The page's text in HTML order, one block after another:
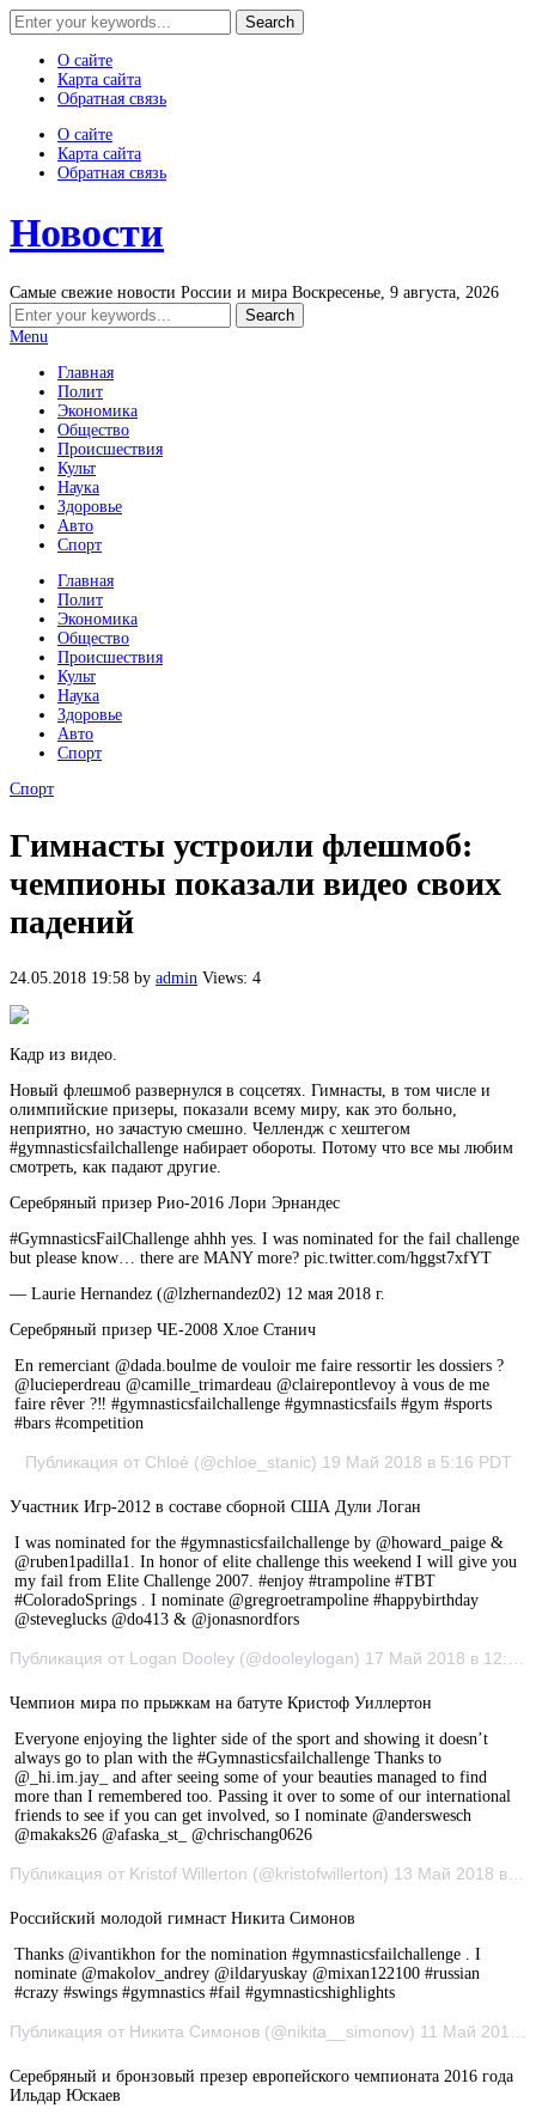
О сайте
Карта сайта
Обратная связь
О сайте
Карта сайта
Обратная связь
Новости
Самые свежие новости России и мира Воскресенье, 9 августа, 2026
Menu
Главная
Полит
Экономика
Общество
Происшествия
Культ
Наука
Здоровье
Авто
Спорт
Главная
Полит
Экономика
Общество
Происшествия
Культ
Наука
Здоровье
Авто
Спорт
Спорт
Гимнасты устроили флешмоб:
чемпионы показали видео своих
падений
24.05.2018 19:58 by admin Views: 4
Кадр из видео.
Новый флешмоб развернулся в соцсетях. Гимнасты, в том числе и
олимпийские призеры, показали всему миру, как это больно,
неприятно, но зачастую смешно. Челлендж с хештегом
#gymnasticsfailchallenge набирает обороты. Потому что все мы любим
смотреть, как падают другие.
Серебряный призер Рио-2016 Лори Эрнандес
#GymnasticsFailChallenge ahhh yes. I was nominated for the fail challenge
but please know… there are MANY more? pic.twitter.com/hggst7xfYT
— Laurie Hernandez (@lzhernandez02) 12 мая 2018 г.
Серебряный призер ЧЕ-2008 Хлое Станич
En remerciant @dada.boulme de vouloir me faire ressortir les dossiers ?
@lucieperdreau @camille_trimardeau @clairepontlevoy à vous de me
faire rêver ?‼️ #gymnasticsfailchallenge #gymnasticsfails #gym #sports
#bars #competition
Публикация от Chloé (@chloe_stanic) 19 Май 2018 в 5:16 PDT
Участник Игр-2012 в составе сборной США Дули Логан
I was nominated for the #gymnasticsfailchallenge by @howard_paige &
@ruben1padilla1. In honor of elite challenge this weekend I will give you
my fail from Elite Challenge 2007. #enjoy #trampoline #TBT
#ColoradoSprings . I nominate @gregroetrampoline #happybirthday
@steveglucks @do413 & @jonasnordfors
Чемпион мира по прыжкам на батуте Кристоф Уиллертон
Everyone enjoying the lighter side of the sport and showing it doesn’t
always go to plan with the #Gymnasticsfailchallenge Thanks to
@_hi.im.jay_ and after seeing some of your beauties managed to find
more than I remembered too. Passing it over to some of our international
friends to see if you can get involved, so I nominate @anderswesch
@makaks26 @afaska_st_ @chrischang0626
Российский молодой гимнаст Никита Симонов
Thanks @ivantikhon for the nomination #gymnasticsfailchallenge . I
nominate @makolov_andrey @ildaryuskay @mixan122100 #russian
#crazy #swings #gymnastics #fail #gymnasticshighlights
Серебряный и бронзовый презер европейского чемпионата 2016 года
Ильдар Юскаев